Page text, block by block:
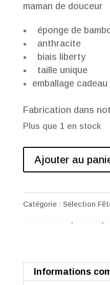
maman de douceur
éponge de
anthracite
biais liberty
taille unique
emballage
Fabrication dans
Plus que 1 en stock
quantité
de
fête
Douceur
Ajouter au
Catégorie : Sélection
, ,
Informations